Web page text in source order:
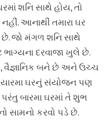
શનિ સાથે હોય, તો
આનાથી તમારા ઘર
જો મંગળ શનિ સાથે
ભાગ્યના દરવાજા ખુલે છે.
વૈજ્ઞાનિક બને છે અને ઉચ્ચ
ઘરનું સંયોજન પણ
બારમા ઘરમાં તે શુભ
સામનો કરવો પડે છે.